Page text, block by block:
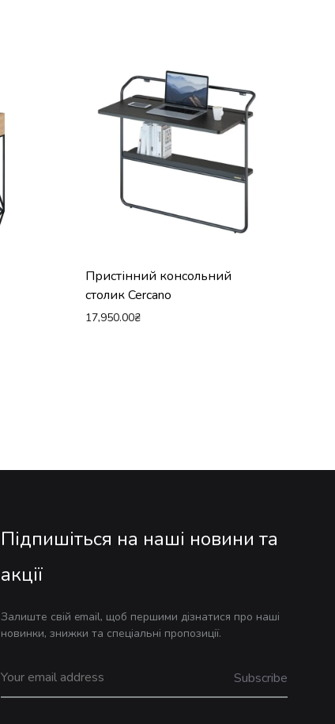
Пристінний консольний
столик Cercano
17,950.00₴
Підпишіться на наші новини та
акції
Залиште свій email, щоб першими дізнатися про наші
новинки, знижки та спеціальні пропозиції.